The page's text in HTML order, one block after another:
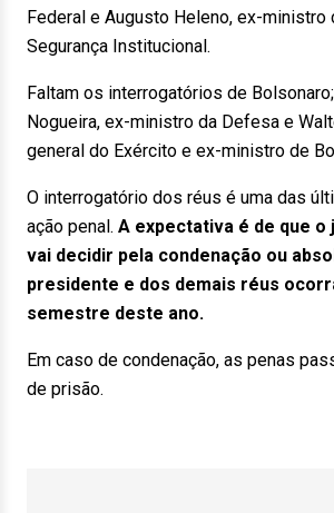
Federal e Augusto Heleno, ex-ministro
Segurança Institucional.
Faltam os interrogatórios de
Nogueira, ex-ministro da Defesa e
general do Exército e ex-ministro de
O interrogatório dos réus é uma das
ação penal. A expectativa é de que o
vai decidir pela condenação ou
presidente e dos demais réus
semestre deste ano.
Em caso de condenação, as penas
de prisão.